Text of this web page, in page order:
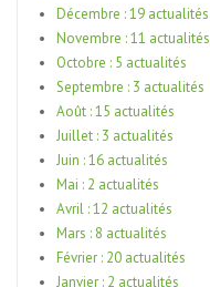
Décembre : 19 actualités
Novembre : 11 actualités
Octobre : 5 actualités
Septembre : 3 actualités
Août : 15 actualités
Juillet : 3 actualités
Juin : 16 actualités
Mai : 2 actualités
Avril : 12 actualités
Mars : 8 actualités
Février : 20 actualités
Janvier : 2 actualités